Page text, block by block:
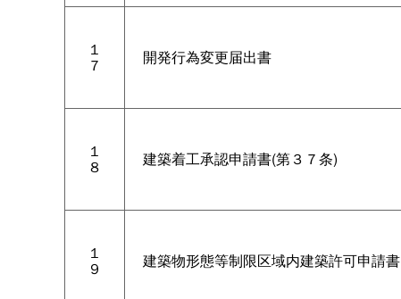
１
７
開発行為変更届出書
１
８
建築着工承認申請書(第３７条)
１
９
建築物形態等制限区域内建築許可申請書